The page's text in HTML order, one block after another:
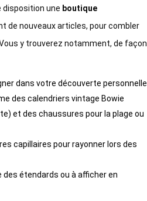
disposition une boutique
de nouveaux articles, pour combler
y trouverez notamment, de façon
dans votre découverte personnelle
des calendriers vintage Bowie
et des chaussures pour la plage ou
capillaires pour rayonner lors des
des étendards ou à afficher en